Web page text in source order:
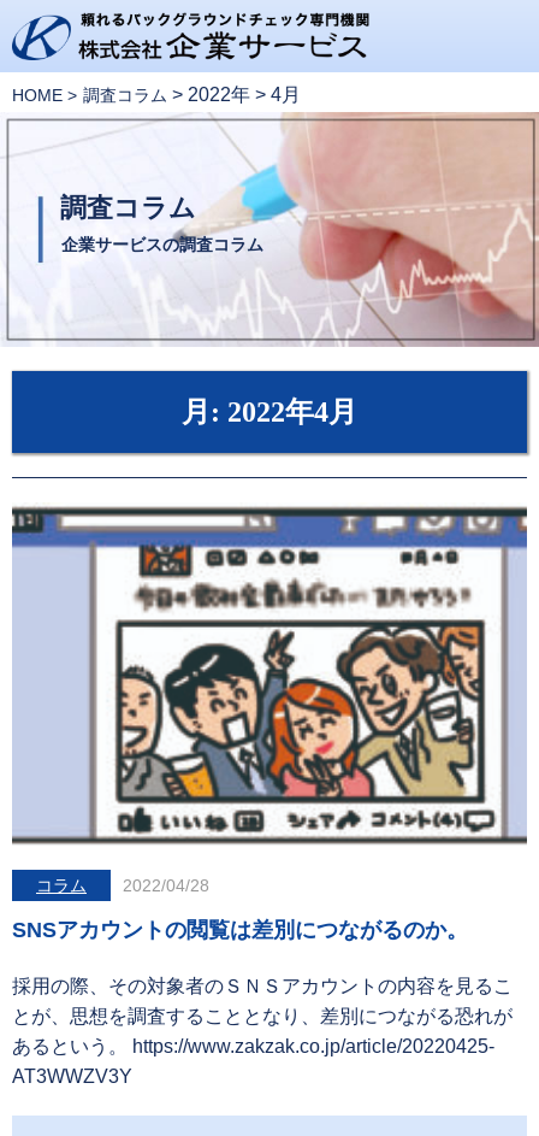
HOME 調査コラム > 2022年 > 4月
調査コラム
企業サービスの調査コラム
月: 2022年4月
コラム 2022/04/28
SNSアカウントの閲覧は差別につながるのか。
採用の際、その対象者のＳＮＳアカウントの内容を見るこ
とが、思想を調査することとなり、差別につながる恐れが
あるという。 https://www.zakzak.co.jp/article/20220425-
AT3WWZV3Y